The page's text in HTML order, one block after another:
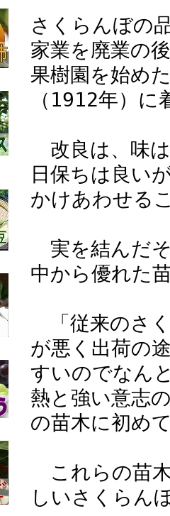
さくらんぼの
家業を廃業の
果樹園を始め
（1912年）
改良は、味
日保ちは良い
かけあわせる
実を結んだ
中から優れた
「従来のさ
が悪く出荷の
すいのでなん
熱と強い意志
の苗木に初め
これらの苗
しいさくらん